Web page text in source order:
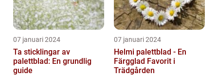
07 januari 2024
Ta sticklingar av
palettblad: En grundlig
guide
07 januari 2024
Helmi palettblad - En
Färgglad Favorit i
Trädgården